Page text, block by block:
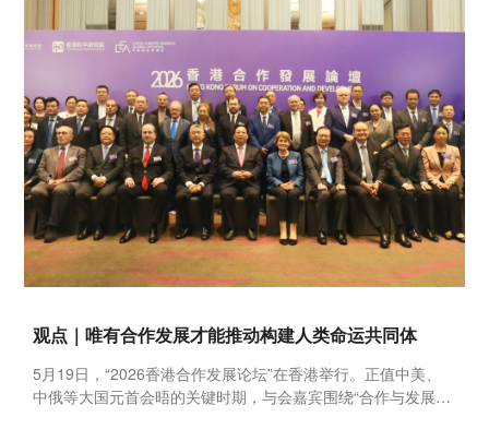
观点｜唯有合作发展才能推动构建人类命运共同体
5月19日，“2026香港合作发展论坛”在香港举行。正值中美、
中俄等大国元首会晤的关键时期，与会嘉宾围绕“合作与发展：